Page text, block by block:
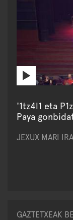
'1tz4l1 eta
Paya
JEXUX MARI
GAZTETXEAK